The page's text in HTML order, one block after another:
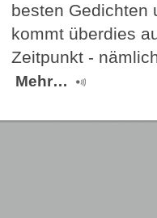
besten Gedichten
kommt überdies
Zeitpunkt -
Mehr…